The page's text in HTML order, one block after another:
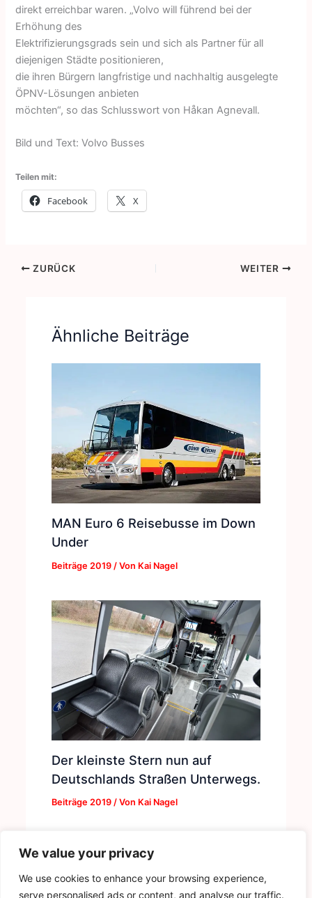
We value your privacy
We use cookies to enhance your browsing experience,
serve personalised ads or content, and analyse our traffic.
direkt erreichbar waren. „Volvo will führend bei der
Erhöhung des
Elektrifizierungsgrads sein und sich als Partner für all
diejenigen Städte positionieren,
die ihren Bürgern langfristige und nachhaltig ausgelegte
ÖPNV-Lösungen anbieten
möchten“, so das Schlusswort von Håkan Agnevall.
Bild und Text: Volvo Busses
Teilen mit:
Facebook X
ZURÜCK WEITER
Ähnliche Beiträge
MAN Euro 6 Reisebusse im Down
Under
Beiträge 2019/ Von Kai Nagel
Der kleinste Stern nun auf
Deutschlands Straßen Unterwegs.
Beiträge 2019/ Von Kai Nagel